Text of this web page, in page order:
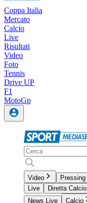
Coppa Italia
Mercato
Calcio
Live
Risultati
Video
Foto
Tennis
Drive UP
F1
MotoGp
Video Pressing
Live
Diretta Calcio
News Live
Calcio